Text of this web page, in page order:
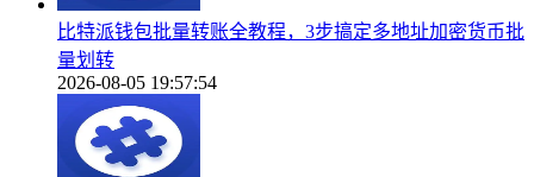
比特派钱包批量转账全教程，3步搞定多地址加密货币批
量划转
2026-08-05 19:57:54